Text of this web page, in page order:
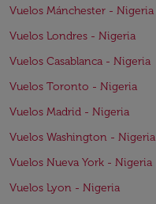
Vuelos Mánchester - Nigeria
Vuelos Londres - Nigeria
Vuelos Casablanca - Nigeria
Vuelos Toronto - Nigeria
Vuelos Madrid - Nigeria
Vuelos Washington - Nigeria
Vuelos Nueva York - Nigeria
Vuelos Lyon - Nigeria